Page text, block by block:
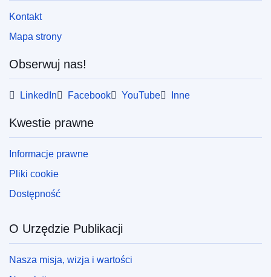
Kontakt
Mapa strony
Obserwuj nas!
LinkedIn Facebook YouTube Inne
Kwestie prawne
Informacje prawne
Pliki cookie
Dostępność
O Urzędzie Publikacji
Nasza misja, wizja i wartości